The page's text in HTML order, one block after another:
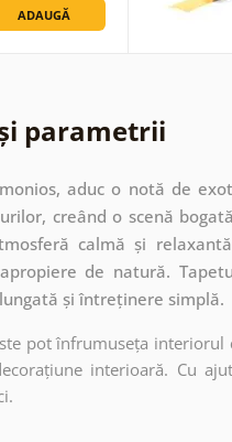
ADAUGĂ
parametrii
aduc o notă de
creând o scenă
calmă și
de natură.
și întreținere simplă.
pot înfrumuseța interiorul
interioară. Cu